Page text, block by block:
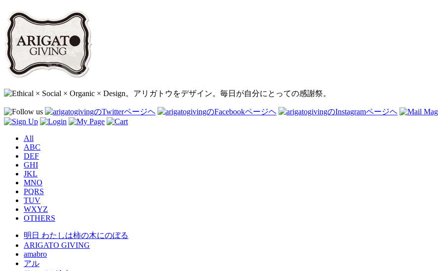
All
ABC
DEF
GHI
JKL
MNO
PQRS
TUV
WXYZ
OTHERS
明日 わたしは柿の木にのぼる
ARIGATO GIVING
amabro
アル